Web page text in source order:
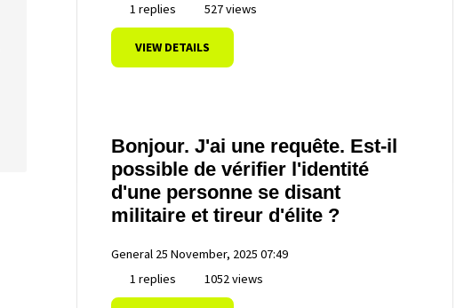
1 replies
527 views
VIEW DETAILS
Bonjour. J'ai une requête. Est-il
possible de vérifier l'identité
d'une personne se disant
militaire et tireur d'élite ?
General 25 November, 2025 07:49
1 replies
1052 views